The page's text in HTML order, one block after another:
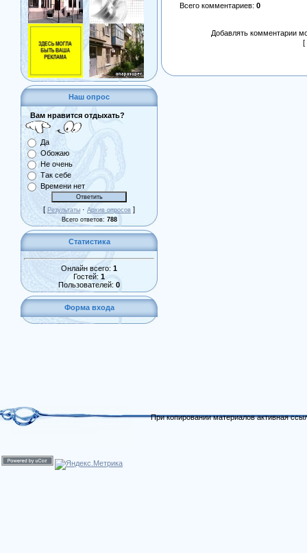
Наш опрос
Вам нравится отдыхать?
Да
Обожаю
Не очень
Так себе
Времени нет
[ Результаты · Архив опросов ]
Всего ответов: 788
Статистика
Онлайн всего: 1
Гостей: 1
Пользователей: 0
Форма входа
Всего комментариев: 0
Добавлять комментарии
[
При копировании материалов активная